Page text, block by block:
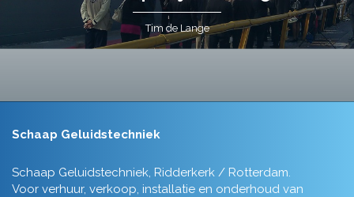
Tim de Lange
Schaap Geluidstechniek
Schaap Geluidstechniek, Ridderkerk / Rotterdam.
Voor verhuur, verkoop, installatie en onderhoud van